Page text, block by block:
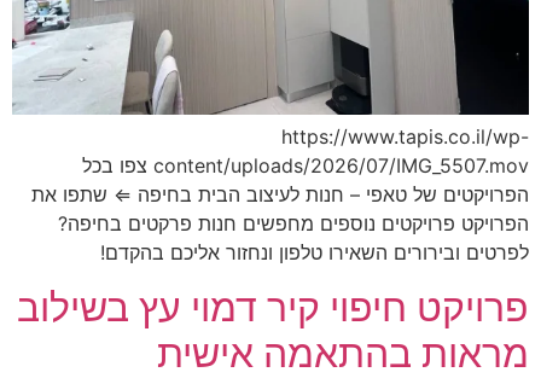
https://www.tapis.co.il/wp-
content/uploads/2026/07/IMG_5507.mov צפו בכל
הפרויקטים של טאפי – חנות לעיצוב הבית בחיפה ⇐ שתפו את
הפרויקט פרויקטים נוספים מחפשים חנות פרקטים בחיפה?
לפרטים ובירורים השאירו טלפון ונחזור אליכם בהקדם!
פרויקט חיפוי קיר דמוי עץ בשילוב
מראות בהתאמה אישית